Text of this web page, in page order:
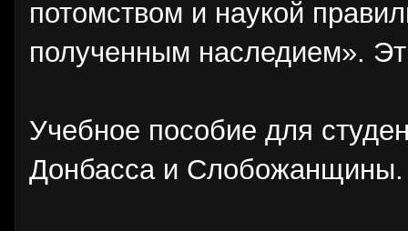
потомством и наукой
полученным наследием».
Учебное пособие для
Донбасса и Слобожанщины.